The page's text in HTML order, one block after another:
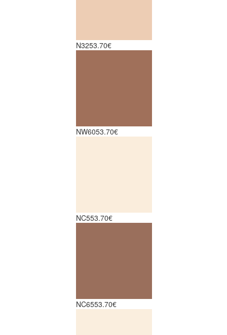
N3253.70€
NW6053.70€
NC553.70€
NC6553.70€